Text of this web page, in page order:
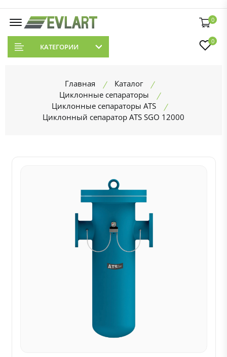
0
КАТЕГОРИИ
0
Главная
Каталог
Циклонные сепараторы
Циклонные сепараторы ATS
Циклонный сепаратор ATS SGO 12000